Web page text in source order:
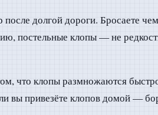
долгой дороги. Бросаете
постельные клопы — не
что клопы размножаются
вы привезёте клопов домой —